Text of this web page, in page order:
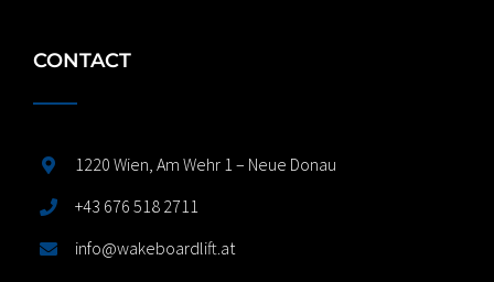
CONTACT
1220 Wien, Am Wehr 1 – Neue Donau
+43 676 518 2711
info@wakeboardlift.at